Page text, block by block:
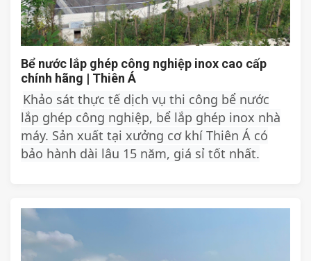
Bể nước lắp ghép công nghiệp inox cao cấp
chính hãng | Thiên Á
Khảo sát thực tế dịch vụ thi công bể nước
lắp ghép công nghiệp, bể lắp ghép inox nhà
máy. Sản xuất tại xưởng cơ khí Thiên Á có
bảo hành dài lâu 15 năm, giá sỉ tốt nhất.